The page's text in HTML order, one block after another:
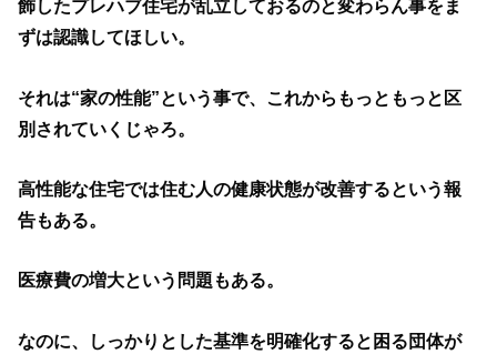
飾したプレハブ住宅が乱立しておるのと変わらん事をま
ずは認識してほしい。
それは“家の性能”という事で、これからもっともっと区
別されていくじゃろ。
高性能な住宅では住む人の健康状態が改善するという報
告もある。
医療費の増大という問題もある。
なのに、しっかりとした基準を明確化すると困る団体が